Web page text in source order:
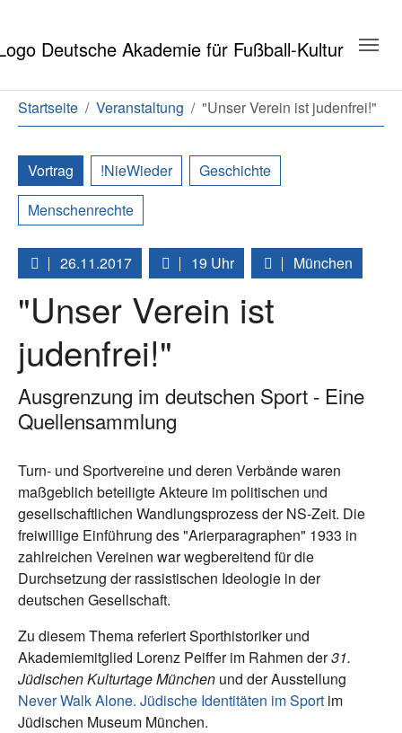
Sie sind hier:
Startseite Veranstaltung "Unser Verein ist judenfrei!"
Vortrag !NieWieder
Geschichte
Menschenrechte
26.11.2017 19 Uhr München
"Unser Verein ist
judenfrei!"
Ausgrenzung im deutschen Sport - Eine
Quellensammlung
Turn- und Sportvereine und deren Verbände waren
maßgeblich beteiligte Akteure im politischen und
gesellschaftlichen Wandlungsprozess der NS-Zeit. Die
freiwillige Einführung des "Arierparagraphen" 1933 in
zahlreichen Vereinen war wegbereitend für die
Durchsetzung der rassistischen Ideologie in der
deutschen Gesellschaft.
Zu diesem Thema referiert Sporthistoriker und
Akademiemitglied Lorenz Peiffer im Rahmen der31.
Jüdischen Kulturtage München und der Ausstellung
Never Walk Alone. Jüdische Identitäten im Sport im
Jüdischen Museum München.